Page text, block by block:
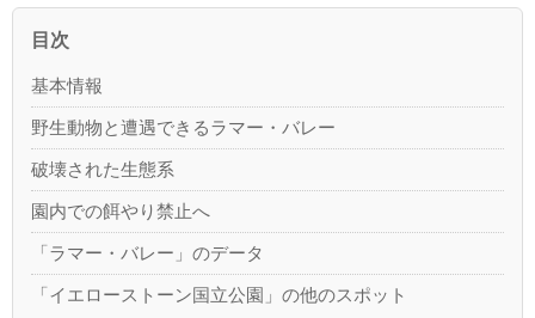
目次
基本情報
野生動物と遭遇できるラマー・バレー
破壊された生態系
園内での餌やり禁止へ
「ラマー・バレー」のデータ
「イエローストーン国立公園」の他のスポット